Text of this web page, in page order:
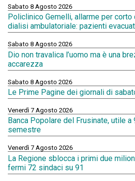
Sabato 8 Agosto 2026
Policlinico Gemelli, allarme per
dialisi ambulatoriale: pazienti
Sabato 8 Agosto 2026
Dio non travalica l’uomo ma è una
accarezza
Sabato 8 Agosto 2026
Le Prime Pagine dei giornali di
Venerdì 7 Agosto 2026
Banca Popolare del Frusinate, utile
semestre
Venerdì 7 Agosto 2026
La Regione sblocca i primi due
fermi 72 sindaci su 91